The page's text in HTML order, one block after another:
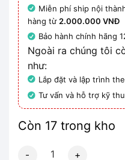
Miễn phí ship nội
hàng từ2.000.000 VNĐ
Bảo hành chính hãng
Ngoài ra chúng tôi
như:
Lắp đặt và lập trình
Tư vấn và hỗ trợ kỹ
Còn 17 trong kho
3RW4038-1BB14 Bộ